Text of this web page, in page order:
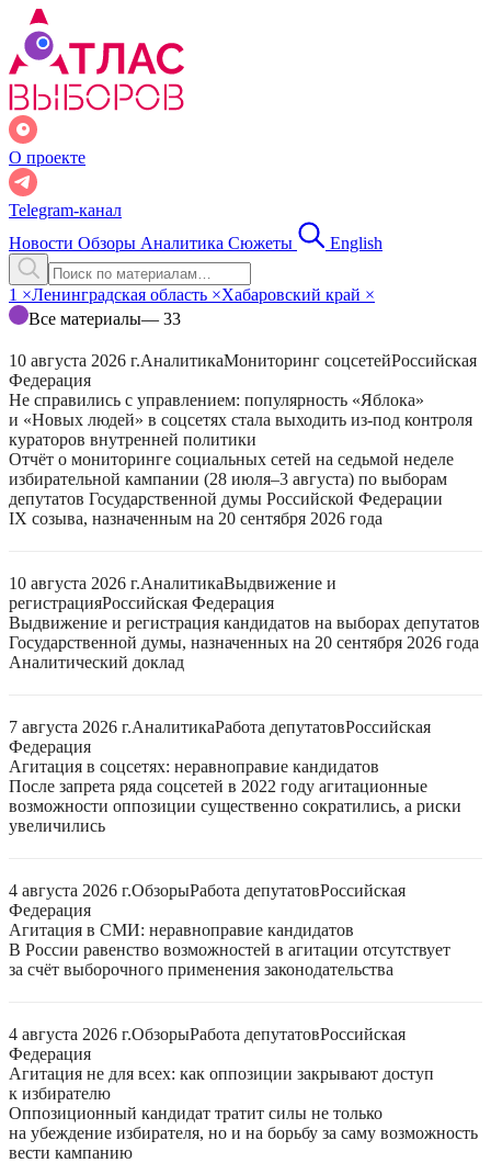
О проекте
Telegram-канал
Новости Обзоры Аналитика Сюжеты English
1 ×Ленинградская область ×Хабаровский край ×
Все материалы— 33
10 августа 2026 г.АналитикаМониторинг соцсетейРоссийская
Федерация
Не справились с управлением: популярность «Яблока»
и «Новых людей» в соцсетях стала выходить из-под контроля
кураторов внутренней политики
Отчёт о мониторинге социальных сетей на седьмой неделе
избирательной кампании (28 июля–3 августа) по выборам
депутатов Государственной думы Российской Федерации
IX созыва, назначенным на 20 сентября 2026 года
10 августа 2026 г.АналитикаВыдвижение и
регистрацияРоссийская Федерация
Выдвижение и регистрация кандидатов на выборах депутатов
Государственной думы, назначенных на 20 сентября 2026 года
Аналитический доклад
7 августа 2026 г.АналитикаРабота депутатовРоссийская
Федерация
Агитация в соцсетях: неравноправие кандидатов
После запрета ряда соцсетей в 2022 году агитационные
возможности оппозиции существенно сократились, а риски
увеличились
4 августа 2026 г.ОбзорыРабота депутатовРоссийская
Федерация
Агитация в СМИ: неравноправие кандидатов
В России равенство возможностей в агитации отсутствует
за счёт выборочного применения законодательства
4 августа 2026 г.ОбзорыРабота депутатовРоссийская
Федерация
Агитация не для всех: как оппозиции закрывают доступ
к избирателю
Оппозиционный кандидат тратит силы не только
на убеждение избирателя, но и на борьбу за саму возможность
вести кампанию